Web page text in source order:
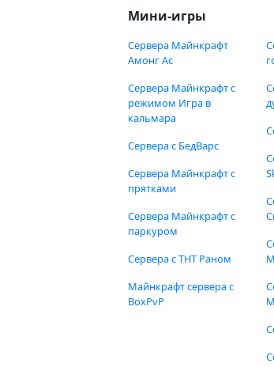
Мини-игры
Сервера Майнкрафт
Амонг Ас
Сервера Майнкрафт с
режимом Игра в
кальмара
Сервера с БедВарс
Сервера Майнкрафт с
прятками
Сервера Майнкрафт с
паркуром
Сервера с ТНТ Раном
Майнкрафт сервера с
BoxPvP